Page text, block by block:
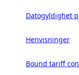
Datogyldighet
Henvisninger
Bound tariff